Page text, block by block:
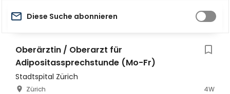
Diese Suche abonnieren
Oberärztin / Oberarzt für
Adipositassprechstunde (Mo-Fr)
Stadtspital Zürich
Zürich 4W